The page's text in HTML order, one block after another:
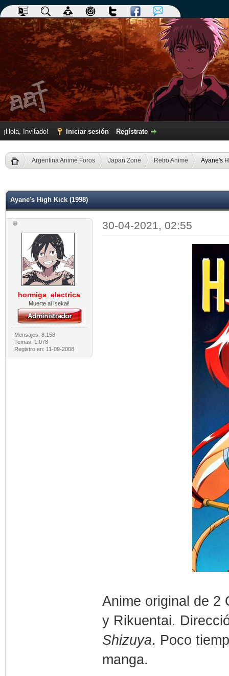
¡Hola, Invitado! Iniciar sesión Regístrate
Argentina Anime Foros Japan Zone Retro Anime Ayane's
Ayane's High Kick (1998)
hormiga_electrica
Muerte al Isekai!
Mensajes: 8.158
Temas: 1.078
Registro en: 11-09-2008
30-04-2021, 02:55
Anime original de 2
y Rikuentai.
Shizuya. Poco
manga.